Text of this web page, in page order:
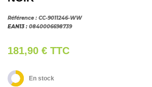
Référence : CC-9011246-WW
EAN13 : 0840006698739
181,90 € TTC
En stock